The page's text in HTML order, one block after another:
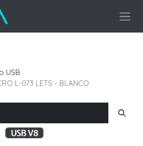
USB
L-073 LETS - BLANCO